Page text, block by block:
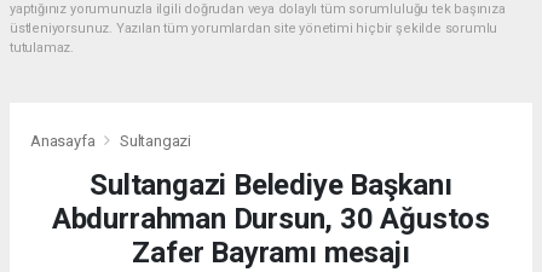
yaptığınız yorumunuzla ilgili doğrudan veya dolaylı tüm sorumluluğu tek başınıza
üstleniyorsunuz. Yazılan tüm yorumlardan site yönetimi hiçbir şekilde sorumlu
tutulamaz.
Anasayfa Sultangazi
Sultangazi Belediye Başkanı
Abdurrahman Dursun, 30 Ağustos
Zafer Bayramı mesajı